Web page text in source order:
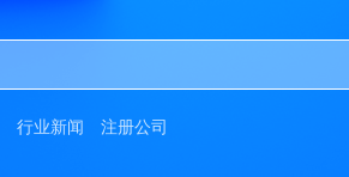
行业新闻 注册公司